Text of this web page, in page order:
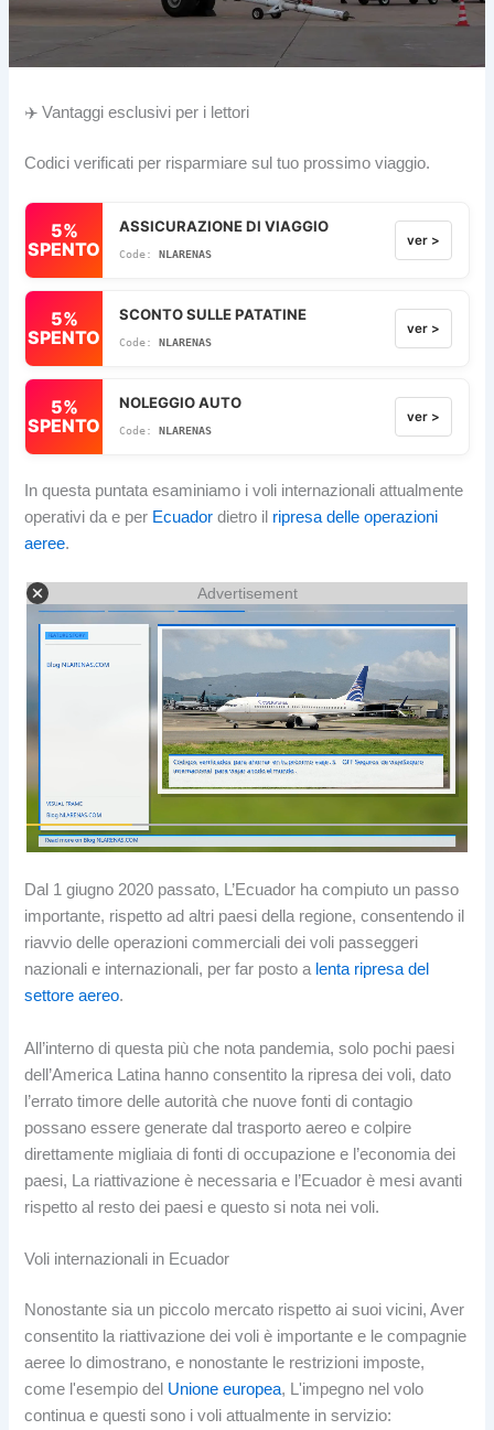
✈️ Vantaggi esclusivi per i lettori
Codici verificati per risparmiare sul tuo prossimo viaggio.
5%
SPENTO
ASSICURAZIONE DI VIAGGIO
NLARENAS
ver >
5%
SPENTO
SCONTO SULLE PATATINE
NLARENAS
ver >
5%
SPENTO
NOLEGGIO AUTO
NLARENAS
ver >
In questa puntata esaminiamo i voli internazionali attualmente
operativi da e per Ecuador dietro il ripresa delle operazioni
aeree.
Advertisement
Dal 1 giugno 2020 passato, L’Ecuador ha compiuto un passo
importante, rispetto ad altri paesi della regione, consentendo il
riavvio delle operazioni commerciali dei voli passeggeri
nazionali e internazionali, per far posto a lenta ripresa del
settore aereo.
All’interno di questa più che nota pandemia, solo pochi paesi
dell’America Latina hanno consentito la ripresa dei voli, dato
l’errato timore delle autorità che nuove fonti di contagio
possano essere generate dal trasporto aereo e colpire
direttamente migliaia di fonti di occupazione e l’economia dei
paesi, La riattivazione è necessaria e l’Ecuador è mesi avanti
rispetto al resto dei paesi e questo si nota nei voli.
Voli internazionali in Ecuador
Nonostante sia un piccolo mercato rispetto ai suoi vicini, Aver
consentito la riattivazione dei voli è importante e le compagnie
aeree lo dimostrano, e nonostante le restrizioni imposte,
come l'esempio del Unione europea, L'impegno nel volo
continua e questi sono i voli attualmente in servizio: